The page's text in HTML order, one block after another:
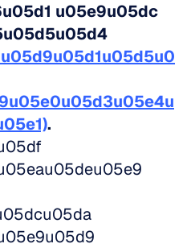
u05e9u05dc
.